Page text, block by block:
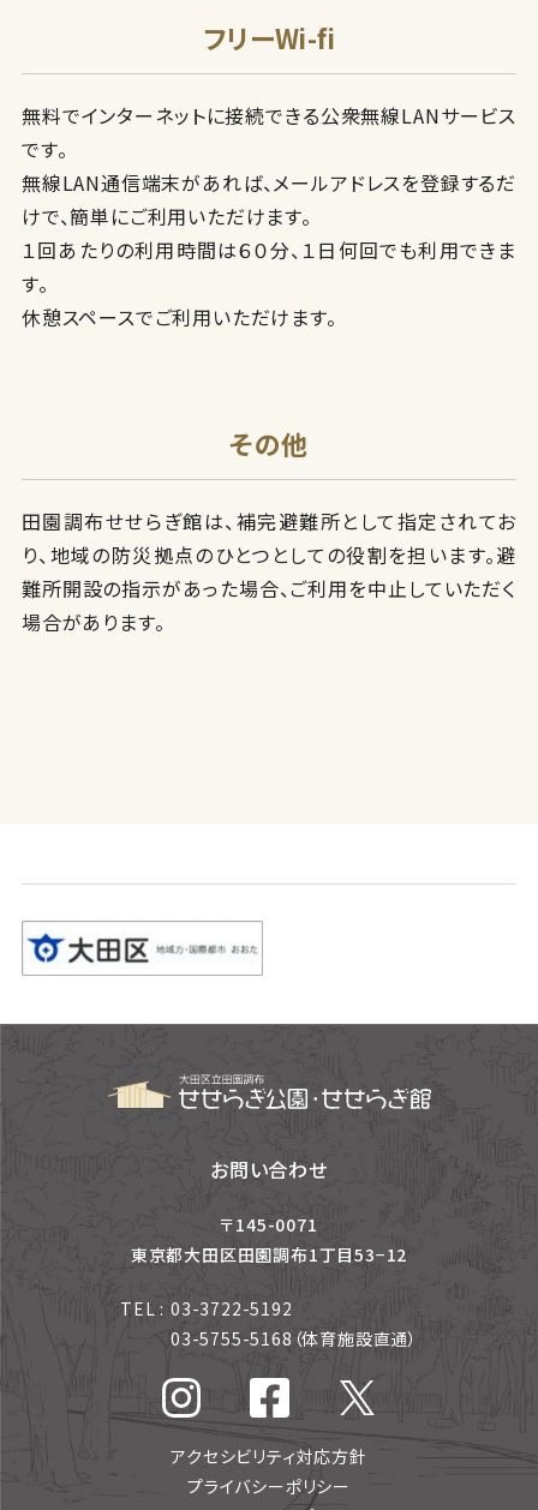
フリーWi-fi
無料でインターネットに接続できる公衆無線LANサービス
です。
無線LAN通信端末があれば、メールアドレスを登録するだ
けで、簡単にご利用いただけます。
１回あたりの利用時間は６０分、１日何回でも利用できま
す。
休憩スペースでご利用いただけます。
その他
田園調布せせらぎ館は、補完避難所として指定されてお
り、地域の防災拠点のひとつとしての役割を担います。避
難所開設の指示があった場合、ご利用を中止していただく
場合があります。
お問い合わせ
〒145-0071
東京都大田区田園調布1丁目53−12
TEL : 03-3722-5192
03-5755-5168 （体育施設直通）
アクセシビリティ対応方針
プライバシーポリシー